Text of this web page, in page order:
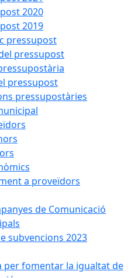
2020
2019
pressupost
pressupost
pressupost
pressupostàries
a proveïdors
de Comunicació
subvencions 2023
per fomentar la igualtat de